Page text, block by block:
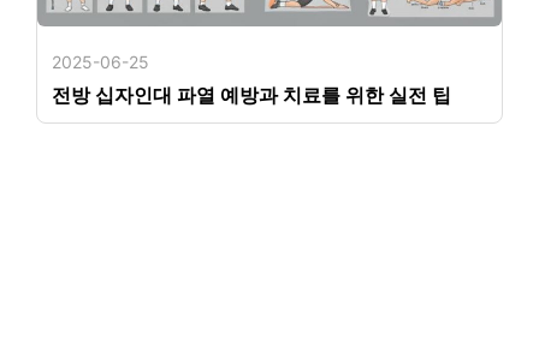
2025-06-25
전방 십자인대 파열 예방과 치료를 위한 실전 팁